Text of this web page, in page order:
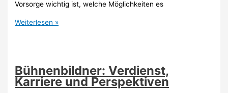
Vorsorge wichtig ist, welche Möglichkeiten es
Altersvorsorge
Früh
planen
lohnt
Weiterlesen »
Bühnenbildner: Verdienst,
Karriere und Perspektiven